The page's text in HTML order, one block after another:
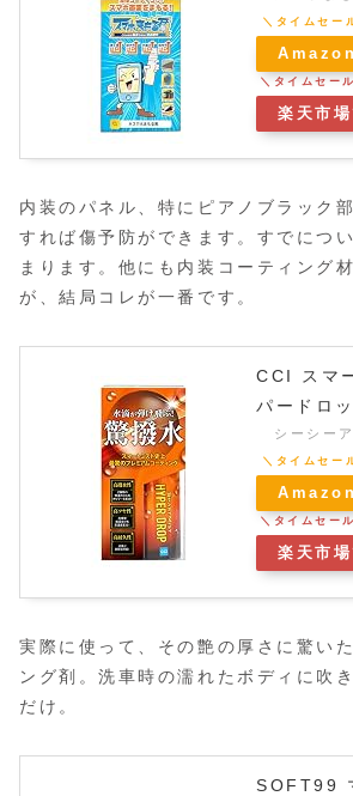
楽天市
内装のパネル、特にピアノブラック
すれば傷予防ができます。すでにつ
まります。他にも内装コーティング
が、結局コレが一番です。
CCI スマ
パードロ
シーシー
楽天市
実際に使って、その艶の厚さに驚い
ング剤。洗車時の濡れたボディに吹
だけ。
SOFT99